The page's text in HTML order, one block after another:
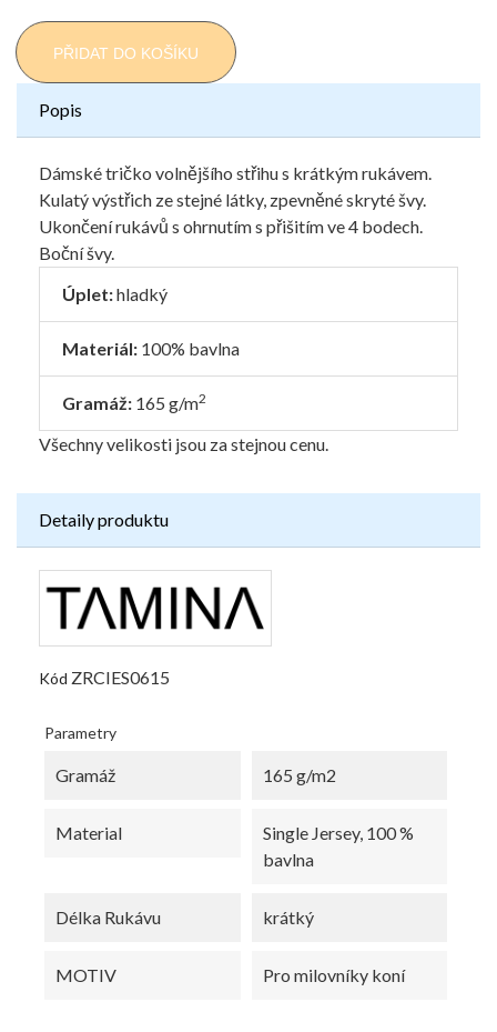
PŘIDAT DO KOŠÍKU
Popis
Dámské tričko volnějšího střihu s krátkým rukávem.
Kulatý výstřich ze stejné látky, zpevněné skryté švy.
Ukončení rukávů s ohrnutím s přišitím ve 4 bodech.
Boční švy.
Úplet:hladký
Materiál: 100% bavlna
Gramáž: 165 g/m2
Všechny velikosti jsou za stejnou cenu.
Detaily produktu
Kód ZRCIES0615
Parametry
Gramáž 165 g/m2
Material
Single Jersey, 100 %
bavlna
Délka Rukávu krátký
MOTIV Pro milovníky koní